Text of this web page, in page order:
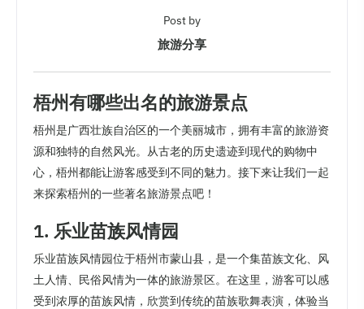
Post by
旅游分享
梧州有哪些出名的旅游景点
梧州是广西壮族自治区的一个美丽城市，拥有丰富的旅游资
源和独特的自然风光。从古老的历史遗迹到现代的购物中
心，梧州都能让游客感受到不同的魅力。接下来让我们一起
来探索梧州的一些著名旅游景点吧！
1. 乐业苗族风情园
乐业苗族风情园位于梧州市蒙山县，是一个集苗族文化、风
土人情、民俗风情为一体的旅游景区。在这里，游客可以感
受到浓厚的苗族风情，欣赏到传统的苗族歌舞表演，体验当